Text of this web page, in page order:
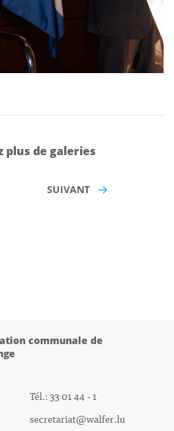
plus de galeries
SUIVANT
communale de
Tél.: 33 01 44 - 1
secretariat@walfer.lu